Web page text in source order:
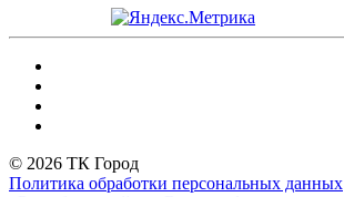
© 2026 ТК Город
Политика обработки персональных данных